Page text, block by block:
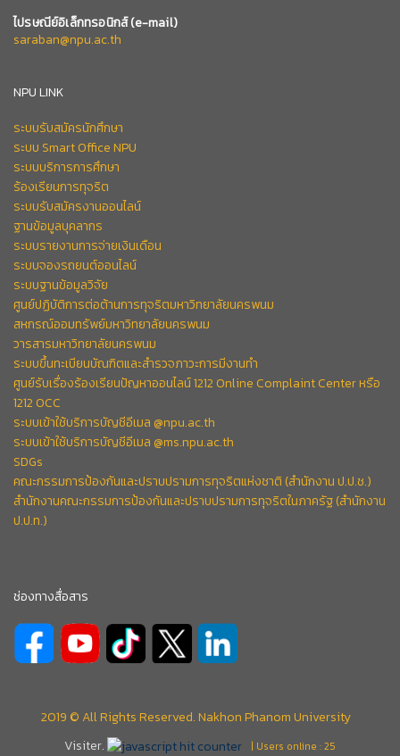
ไปรษณีย์อิเล็กทรอนิกส์(e-mail)
saraban@npu.ac.th
NPU LINK
ระบบรับสมัครนักศึกษา
ระบบ Smart Office NPU
ระบบบริการการศึกษา
ร้องเรียนการทุจริต
ระบบรับสมัครงานออนไลน์
ฐานข้อมูลบุคลากร
ระบบรายงานการจ่ายเงินเดือน
ระบบจองรถยนต์ออนไลน์
ระบบฐานข้อมูลวิจัย
ศูนย์ปฏิบัติการต่อต้านการทุจริตมหาวิทยาลัยนครพนม
สหกรณ์ออมทรัพย์มหาวิทยาลัยนครพนม
วารสารมหาวิทยาลัยนครพนม
ระบบขึ้นทะเบียนบัณฑิตและสำรวจภาวะการมีงานทำ
ศูนย์รับเรื่องร้องเรียนปัญหาออนไลน์ 1212 Online Complaint Center หรือ
1212 OCC
ระบบเข้าใช้บริการบัญชีอีเมล @npu.ac.th
ระบบเข้าใช้บริการบัญชีอีเมล @ms.npu.ac.th
SDGs
คณะกรรมการป้องกันและปราบปรามการทุจริตแห่งชาติ (สำนักงาน ป.ป.ช.)
สำนักงานคณะกรรมการป้องกันและปราบปรามการทุจริตในภาครัฐ (สำนักงาน
ป.ป.ท.)
ช่องทางสื่อสาร
2019 © All Rights Reserved. Nakhon Phanom University
Visiter.
| Users online : 25